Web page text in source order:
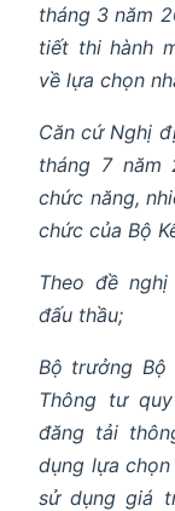
tháng 3 năm
tiết thi hành
về lựa chọn
Căn cứ Nghị
tháng 7 năm
chức năng,
chức của Bộ
Theo đề
đấu thầu;
Bộ trưởng Bộ
Thông tư
đăng tải
dụng lựa
sử dụng giá